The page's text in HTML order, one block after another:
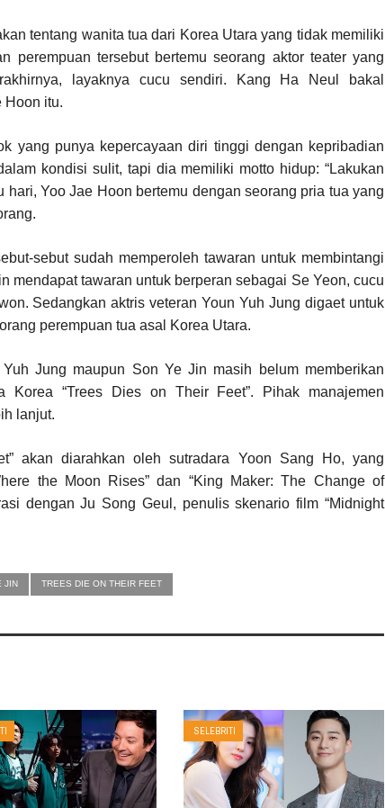
tentang wanita tua dari Korea Utara yang tidak memiliki
perempuan tersebut bertemu seorang aktor teater yang
layaknya cucu sendiri. Kang Ha Neul bakal
Hoon itu.
yang punya kepercayaan diri tinggi dengan kepribadian
kondisi sulit, tapi dia memiliki motto hidup: “Lakukan
Yoo Jae Hoon bertemu dengan seorang pria tua yang
sebut sudah memperoleh tawaran untuk membintangi
mendapat tawaran untuk berperan sebagai Se Yeon, cucu
Sedangkan aktris veteran Youn Yuh Jung digaet untuk
perempuan tua asal Korea Utara.
Jung maupun Son Ye Jin masih belum memberikan
Korea “Trees Dies on Their Feet”. Pihak manajemen
lanjut.
akan diarahkan oleh sutradara Yoon Sang Ho, yang
the Moon Rises” dan “King Maker: The Change of
dengan Ju Song Geul, penulis skenario film “Midnight
JIN TREES DIE ON THEIR FEET
SELEBRITI